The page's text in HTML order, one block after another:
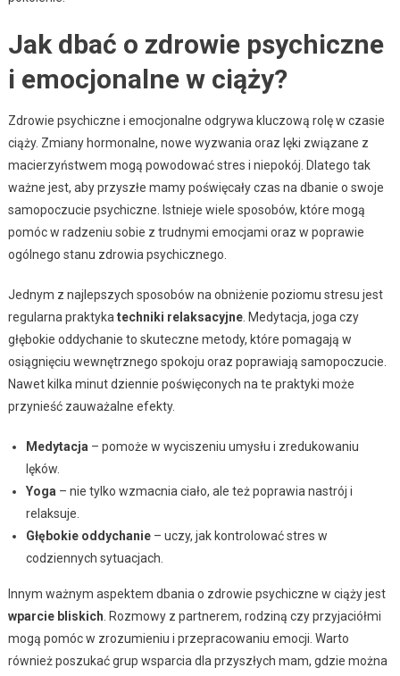
Jak dbać o zdrowie psychiczne
i emocjonalne w ciąży?
Zdrowie psychiczne i emocjonalne odgrywa kluczową rolę w czasie
ciąży. Zmiany hormonalne, nowe wyzwania oraz lęki związane z
macierzyństwem mogą powodować stres i niepokój. Dlatego tak
ważne jest, aby przyszłe mamy poświęcały czas na dbanie o swoje
samopoczucie psychiczne. Istnieje wiele sposobów, które mogą
pomóc w radzeniu sobie z trudnymi emocjami oraz w poprawie
ogólnego stanu zdrowia psychicznego.
Jednym z najlepszych sposobów na obniżenie poziomu stresu jest
regularna praktyka techniki relaksacyjne. Medytacja, joga czy
głębokie oddychanie to skuteczne metody, które pomagają w
osiągnięciu wewnętrznego spokoju oraz poprawiają samopoczucie.
Nawet kilka minut dziennie poświęconych na te praktyki może
przynieść zauważalne efekty.
Medytacja – pomoże w wyciszeniu umysłu i zredukowaniu
lęków.
Yoga – nie tylko wzmacnia ciało, ale też poprawia nastrój i
relaksuje.
Głębokie oddychanie– uczy, jak kontrolować stres w
codziennych sytuacjach.
Innym ważnym aspektem dbania o zdrowie psychiczne w ciąży jest
wparcie bliskich . Rozmowy z partnerem, rodziną czy przyjaciółmi
mogą pomóc w zrozumieniu i przepracowaniu emocji. Warto
również poszukać grup wsparcia dla przyszłych mam, gdzie można